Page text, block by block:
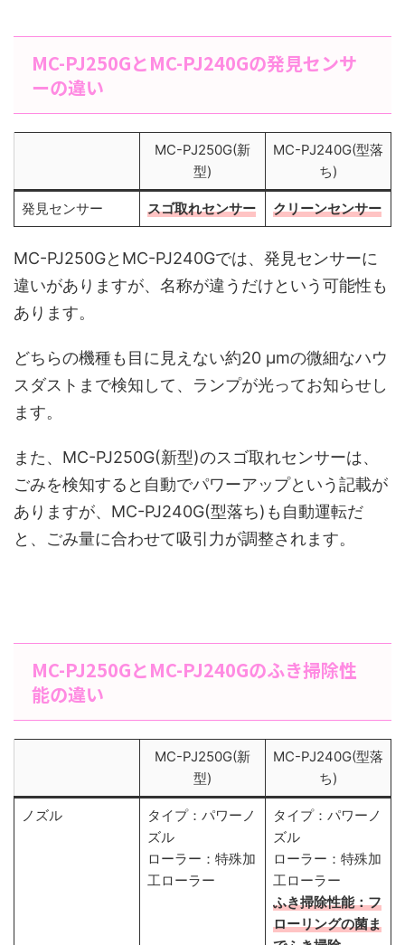
MC-PJ250GとMC-PJ240Gの発見センサ
ーの違い
MC-PJ250G(新
型)
MC-PJ240G(型落
ち)
発見センサー スゴ取れセンサー クリーンセンサー
MC-PJ250GとMC-PJ240Gでは、発見センサーに
違いがありますが、名称が違うだけという可能性も
あります。
どちらの機種も目に見えない約20 μmの微細なハウ
スダストまで検知して、ランプが光ってお知らせし
ます。
また、MC-PJ250G(新型)のスゴ取れセンサーは、
ごみを検知すると自動でパワーアップという記載が
ありますが、MC-PJ240G(型落ち)も自動運転だ
と、ごみ量に合わせて吸引力が調整されます。
MC-PJ250GとMC-PJ240Gのふき掃除性
能の違い
MC-PJ250G(新
型)
MC-PJ240G(型落
ち)
ノズル
タイプ：パワーノ
ズル
ローラー：特殊加
工ローラー
タイプ：パワーノ
ズル
ローラー：特殊加
工ローラー
ふき掃除性能：フ
ローリングの菌ま